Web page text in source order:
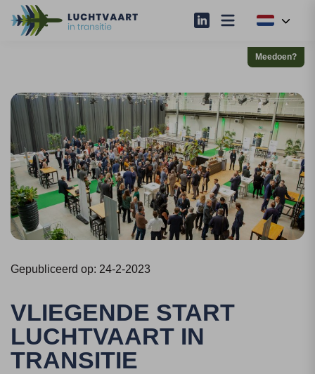
Meedoen?
Gepubliceerd op: 24-2-2023
VLIEGENDE START
LUCHTVAART IN
TRANSITIE